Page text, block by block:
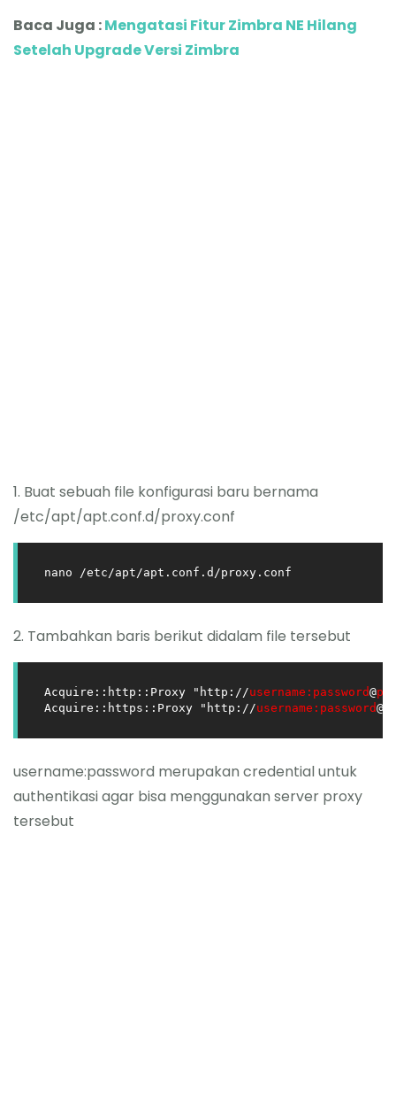
Baca Juga :Mengatasi Fitur Zimbra NE Hilang
Setelah Upgrade Versi Zimbra
1. Buat sebuah file konfigurasi baru bernama
/etc/apt/apt.conf.d/proxy.conf
nano /etc/apt/apt.conf.d/proxy.conf
2. Tambahkan baris berikut didalam file tersebut
Acquire::http::Proxy "http://username:password@
Acquire::https::Proxy "http://username:password@
username:password merupakan credential untuk
authentikasi agar bisa menggunakan server proxy
tersebut